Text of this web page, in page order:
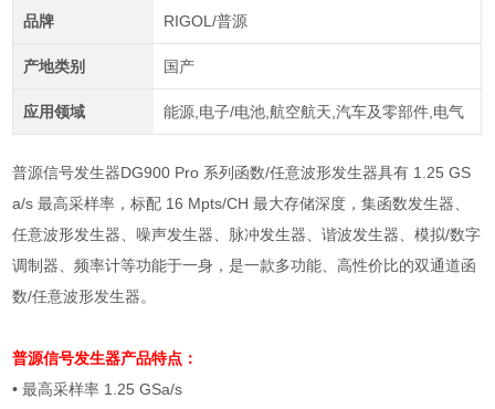
品牌 RIGOL/普源
产地类别 国产
应用领域 能源,电子/电池,航空航天,汽车及零部件,电气
普源信号发生器DG900 Pro 系列函数/任意波形发生器具有 1.25 GS
a/s 最高采样率，标配 16 Mpts/CH 最大存储深度，集函数发生器、
任意波形发生器、噪声发生器、脉冲发生器、谐波发生器、模拟/数字
调制器、频率计等功能于一身，是一款多功能、高性价比的双通道函
数/任意波形发生器。
普源信号发生器产品特点：
• 最高采样率 1.25 GSa/s